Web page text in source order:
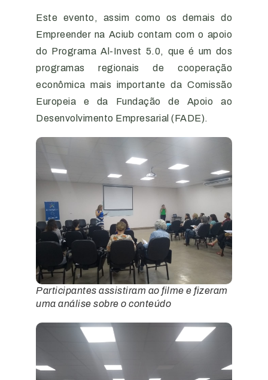
Este evento, assim como os demais do
Empreender na Aciub contam com o apoio
do Programa Al-Invest 5.0, que é um dos
programas regionais de cooperação
econômica mais importante da Comissão
Europeia e da Fundação de Apoio ao
Desenvolvimento Empresarial (FADE).
Participantes assistiram ao filme e fizeram
uma análise sobre o conteúdo